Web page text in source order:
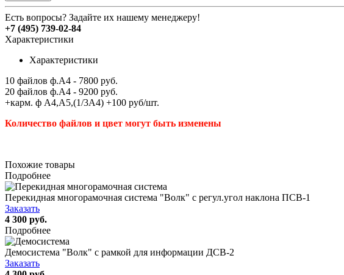
Есть вопросы? Задайте их нашему менеджеру!
+7 (495) 739-02-84
Характеристики
Характеристики
10 файлов ф.А4 - 7800 руб.
20 файлов ф.А4 - 9200 руб.
+карм. ф А4,А5,(1/3А4) +100 руб/шт.
Количество файлов и цвет могут быть изменены
Похожие товары
Подробнее
Перекидная многорамочная система "Волк" с регул.угол наклона ПСВ-1
Заказать
4 300 руб.
Подробнее
Демосистема "Волк" с рамкой для информации ДСВ-2
Заказать